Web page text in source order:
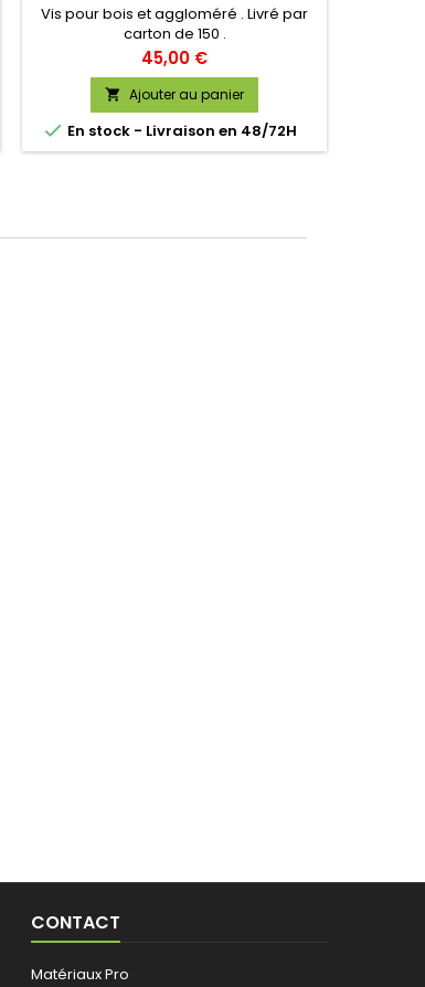
Vis pour bois et aggloméré . Livré par
carton de 150 .
Prix
45,00 €
 Ajouter au panier
 En stock - Livraison en 48/72H
CONTACT
Matériaux Pro